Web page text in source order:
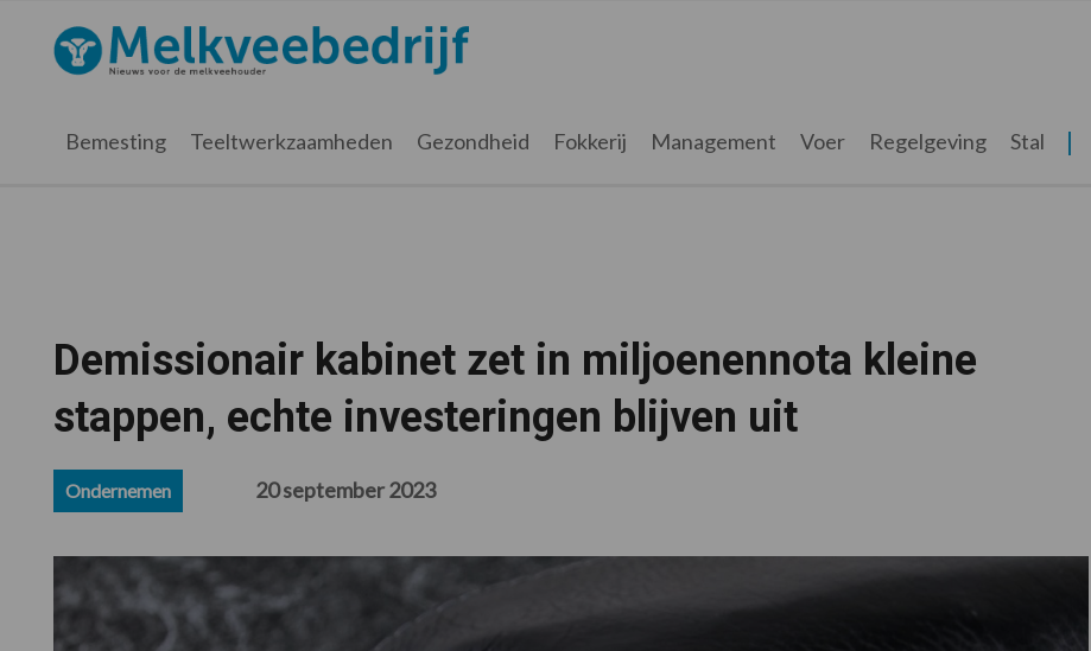
hoofdnavigatie
hoofd
eerste
voettekst
Melkveebedrijf.nl
Bemesting Teeltwerkzaamheden Gezondheid Fokkerij Management Voer Regelgeving Stal
Demissionair kabinet zet in miljoenennota kleine
stappen, echte investeringen blijven uit
Ondernemen 20 september 2023